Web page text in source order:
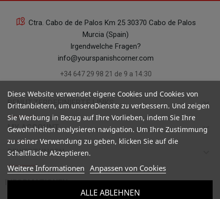
Ctra. Cabo de de Palos Km 25 30370 Cabo de Palos
Murcia (Spain)
Irgendwelche Fragen?
info@yourspanishcorner.com
+34 647 29 98 21 de 9 a 14:30
BENUTZERDEFINIERTE LINKS keyboard_arrow_down
MY ACCOUNT keyboard_arrow_down
BEWERTUNGEN
INFORMATIONEN 
Diese Website verwendet eigene Cookies und Cookies von
Drittanbietern, um unsereDienste zu verbessern. Und zeigen
Sie Werbung in Bezug auf Ihre Vorlieben, indem Sie Ihre
Gewohnheiten analysieren navigation. Um Ihre Zustimmung
zu seiner Verwendung zu geben, klicken Sie auf die
Schaltfläche Akzeptieren.
Weitere Informationen Anpassen von Cookies
ALLE ABLEHNEN